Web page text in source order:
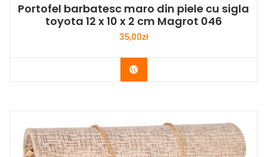
Portofel barbatesc maro din piele cu sigla
toyota 12 x 10 x 2 cm Magrot 046
35,00zł
Buy Now